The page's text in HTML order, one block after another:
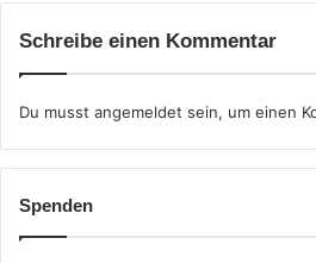
Schreibe einen Kommentar
Du musst angemeldet sein, um einen
Spenden